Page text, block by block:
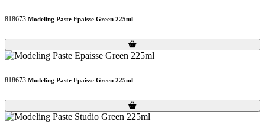
818673 Modeling Paste Epaisse Green 225ml
Loading...
Loading...
818673 Modeling Paste Epaisse Green 225ml
Loading...
Loading...